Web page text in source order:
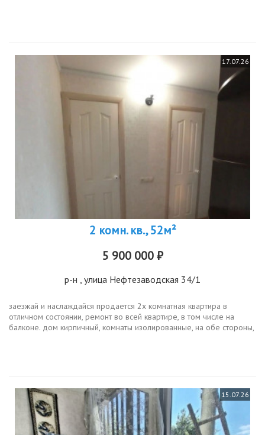
17.07.26
2 комн. кв., 52м²
5 900 000 ₽
р-н , улица Нефтезаводская 34/1
заезжай и наслаждайся продается 2х комнатная квартира в
отличном состоянии, ремонт во всей квартире, в том числе на
балконе. дом кирпичный, комнаты изолированные, на обе стороны,
15.07.26